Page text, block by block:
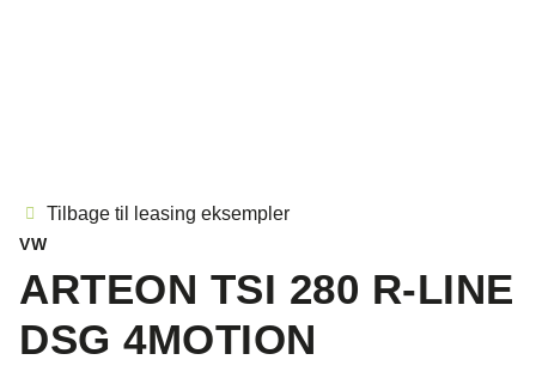
Tilbage til leasing eksempler
VW
ARTEON TSI 280 R-LINE
DSG 4MOTION